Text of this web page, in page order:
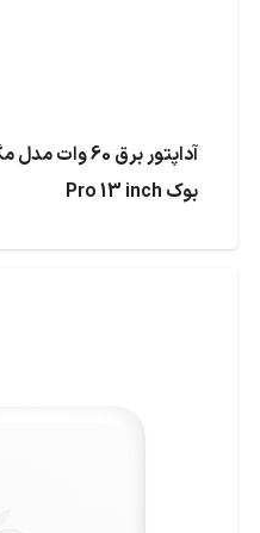
بوک Pro 13 inch